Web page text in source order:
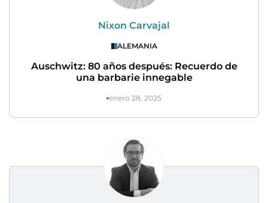
Nixon Carvajal
ALEMANIA
Auschwitz: 80 años después: Recuerdo de
una barbarie innegable
enero 28, 2025